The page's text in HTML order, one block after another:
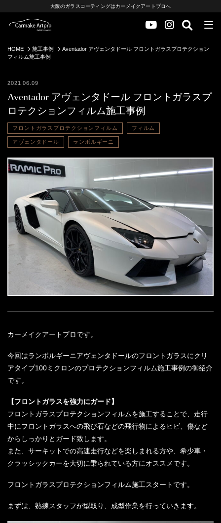
大阪のガラスコーティングはカーメイクアートプロへ
HOME 施工事例
Aventador アヴェンタドール フロントガラスプロテクション
フィルム施工事例
2021.06.09
Aventador アヴェンタドール フロントガラスプ
ロテクションフィルム施工事例
フロントガラスプロテクションフィルム フィルム
アヴェンタドール ランボルギーニ
カーメイクアートプロです。
今回はランボルギーニアヴェンタドールのフロントガラスにクリ
アタイプ100ミクロンのプロテクションフィルム施工事例の御紹介
です。
【フロントガラスを強力にガード】
フロントガラスプロテクションフィルムを施工することで、走行
中にフロントガラスへの飛び石などの飛行物によるヒビ、傷など
からしっかりとガード致します。
また、サーキットでの高速走行などを楽しまれる方や、希少車・
クラッシックカーを大切に乗られている方にオススメです。
フロントガラスプロテクションフィルム施工スタートです。
まずは、熟練スタッフが型取り、成型作業を行っていきます。